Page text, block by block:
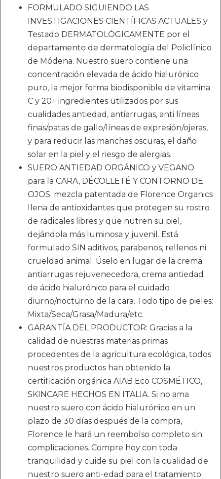
FORMULADO SIGUIENDO LAS
INVESTIGACIONES CIENTÍFICAS ACTUALES y
Testado DERMATOLÓGICAMENTE por el
departamento de dermatología del Policlínico
de Módena. Nuestro suero contiene una
concentración elevada de ácido hialurónico
puro, la mejor forma biodisponible de vitamina
C y 20+ ingredientes utilizados por sus
cualidades antiedad, antiarrugas, anti líneas
finas/patas de gallo/líneas de expresión/ojeras,
y para reducir las manchas oscuras, el daño
solar en la piel y el riesgo de alergias.
SUERO ANTIEDAD ORGÁNICO y VEGANO
para la CARA, DÉCOLLETÉ Y CONTORNO DE
OJOS: mezcla patentada de Florence Organics
llena de antioxidantes que protegen su rostro
de radicales libres y que nutren su piel,
dejándola más luminosa y juvenil. Está
formulado SIN aditivos, parabenos, rellenos ni
crueldad animal. Úselo en lugar de la crema
antiarrugas rejuvenecedora, crema antiedad
de ácido hialurónico para el cuidado
diurno/nocturno de la cara. Todo tipo de pieles:
Mixta/Seca/Grasa/Madura/etc.
GARANTÍA DEL PRODUCTOR: Gracias a la
calidad de nuestras materias primas
procedentes de la agricultura ecológica, todos
nuestros productos han obtenido la
certificación orgánica AIAB Eco COSMÉTICO,
SKINCARE HECHOS EN ITALIA. Si no ama
nuestro suero con ácido hialurónico en un
plazo de 30 días después de la compra,
Florence le hará un reembolso completo sin
complicaciones. Compre hoy con toda
tranquilidad y cuide su piel con la cualidad de
nuestro suero anti-edad para el tratamiento